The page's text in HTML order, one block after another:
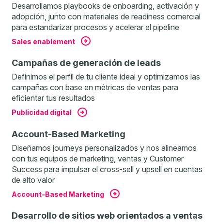
Desarrollamos playbooks de onboarding, activación y
adopción, junto con materiales de readiness comercial
para estandarizar procesos y acelerar el pipeline
Sales enablement
Campañas de generación de leads
Definimos el perfil de tu cliente ideal y optimizamos las
campañas con base en métricas de ventas para
eficientar tus resultados
Publicidad digital
Account-Based Marketing
Diseñamos journeys personalizados y nos alineamos
con tus equipos de marketing, ventas y Customer
Success para impulsar el cross-sell y upsell en cuentas
de alto valor
Account-Based Marketing
Desarrollo de sitios web orientados a ventas